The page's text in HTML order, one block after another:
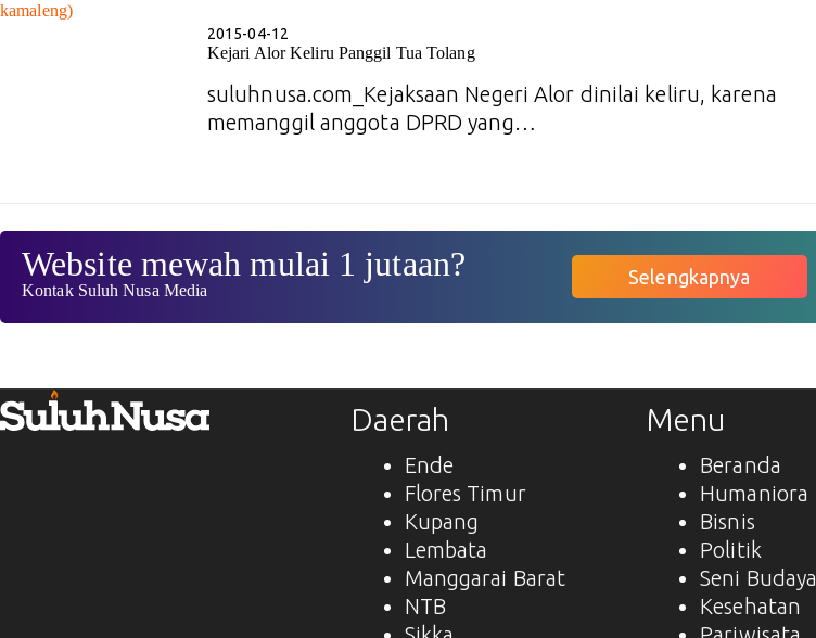
2015-04-12
Kejari Alor Keliru Panggil Tua Tolang
suluhnusa.com_Kejaksaan Negeri Alor dinilai keliru, karena
memanggil anggota DPRD yang…
Website mewah mulai 1 jutaan?
Kontak Suluh Nusa Media
Selengkapnya
Daerah
Ende
Flores Timur
Kupang
Lembata
Manggarai Barat
NTB
Menu
Beranda
Humaniora
Bisnis
Politik
Seni Budaya
Kesehatan